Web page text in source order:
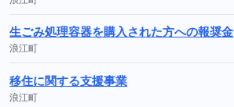
生ごみ処理容器を購入された方への報奨金
浪江町
移住に関する支援事業
浪江町